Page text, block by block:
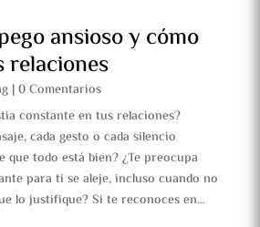
ansioso y cómo
relaciones
|0 Comentarios
constante en tus relaciones?
cada gesto o cada silencio
que todo está bien? ¿Te preocupa
para ti se aleje, incluso cuando no
lo justifique? Si te reconoces en…